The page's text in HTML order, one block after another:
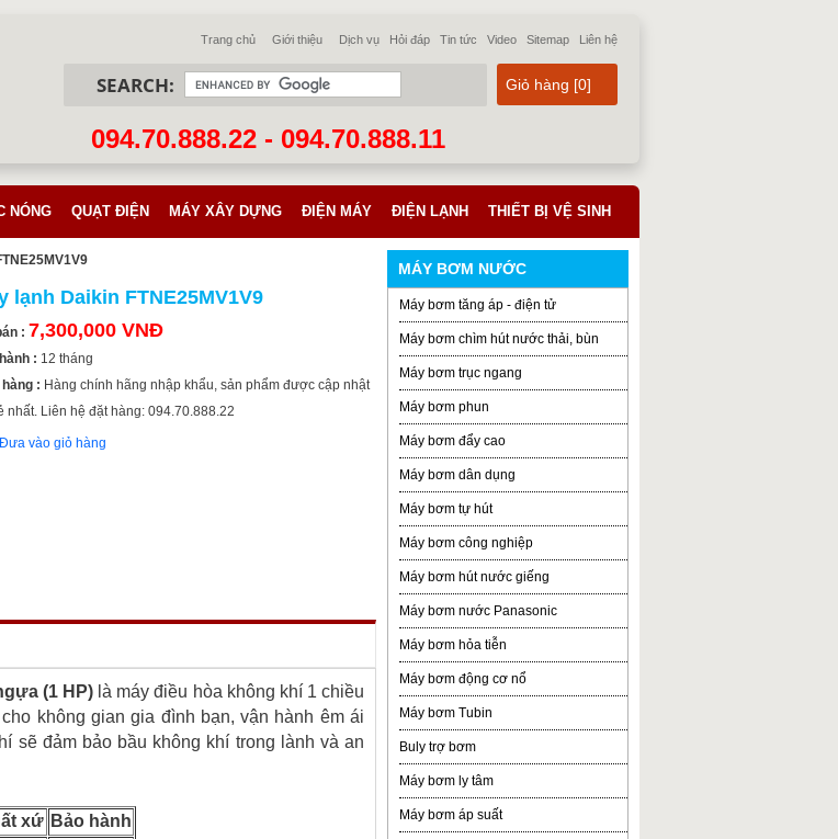
Trang chủ Giới thiệu Dịch vụ Hỏi đáp Tin tức Video Sitemap Liên hệ
Giỏ hàng [0]
SEARCH:
094.70.888.22 - 094.70.888.11
NÓNG QUẠT ĐIỆN MÁY XÂY DỰNG ĐIỆN MÁY ĐIỆN LẠNH THIẾT BỊ VỆ SINH
lạnh Daikin FTNE25MV1V9
: 7,300,000 VNĐ
: 12 tháng
: Hàng chính hãng nhập khẩu, sản phẩm được cập nhật
nhất. Liên hệ đặt hàng: 094.70.888.22
(1 HP) là máy điều hòa không khí 1 chiều
không gian gia đình bạn, vận hành êm ái
sẽ đảm bảo bầu không khí trong lành và an
xứ Bảo hành
MÁY BƠM NƯỚC
Máy bơm tăng áp - điện tử
Máy bơm chìm hút nước thải, bùn
Máy bơm trục ngang
Máy bơm phun
Máy bơm đẩy cao
Máy bơm dân dụng
Máy bơm tự hút
Máy bơm công nghiệp
Máy bơm hút nước giếng
Máy bơm nước Panasonic
Máy bơm hỏa tiễn
Máy bơm động cơ nổ
Máy bơm Tubin
Buly trợ bơm
Máy bơm ly tâm
Máy bơm áp suất